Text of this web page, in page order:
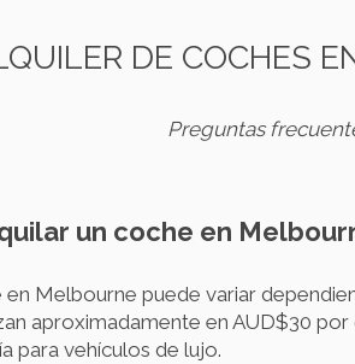
DE COCHES
Preguntas
un coche en
en Melbourne puede variar
aproximadamente en AUD$30
para vehículos de lujo.